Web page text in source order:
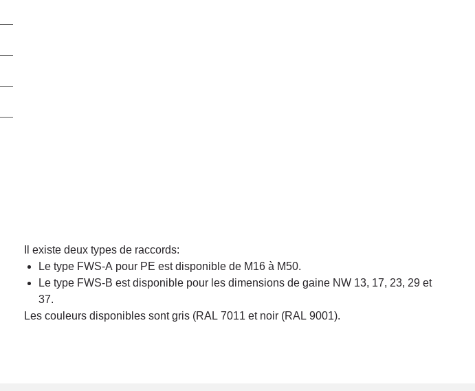
Il existe deux types de raccords:
Le type FWS-A pour PE est disponible de M16 à M50.
Le type FWS-B est disponible pour les dimensions de gaine NW 13, 17, 23, 29 et
37.
Les couleurs disponibles sont gris (RAL 7011 et noir (RAL 9001).